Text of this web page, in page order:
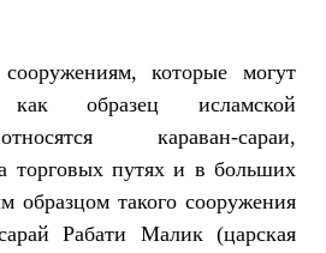
которые могут
как образец исламской
караван-сараи,
торговых путях и в больших
образцом такого сооружения
Рабати Малик (царская